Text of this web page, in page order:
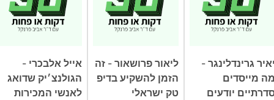
גרינדלינגר -
מייסדים
יודעים
ליאור פרושאור - זה
הזמן להשקיע בדיפ
טק ישראלי
אייל אלבכרי -
הגולנצ׳יק שדואג
לאנשי המכירות